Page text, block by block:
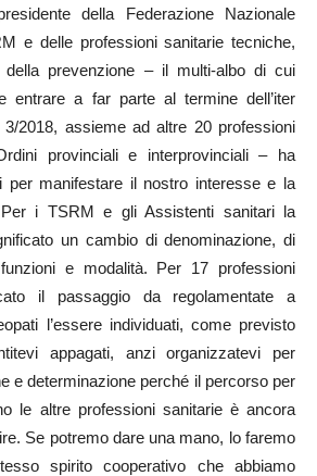
della Federazione Nazionale
e delle professioni sanitarie tecniche,
della prevenzione – il multi-albo di cui
entrare a far parte al termine dell’iter
2018, assieme ad altre 20 professioni
provinciali e interprovinciali – ha
per manifestare il nostro interesse e la
Per i TSRM e gli Assistenti sanitari la
un cambio di denominazione, di
e modalità. Per 17 professioni
il passaggio da regolamentate a
l’essere individuati, come previsto
appagati, anzi organizzatevi per
e determinazione perché il percorso per
le altre professioni sanitarie è ancora
Se potremo dare una mano, lo faremo
spirito cooperativo che abbiamo